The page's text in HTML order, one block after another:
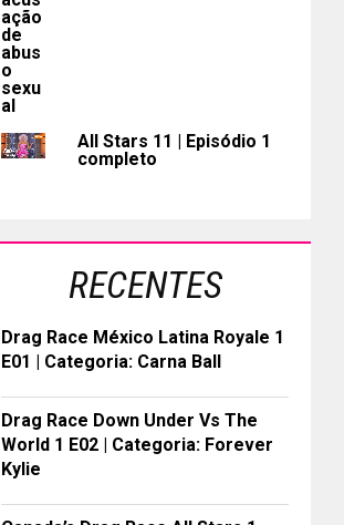
All Stars 11 | Episódio 1
completo
RECENTES
Drag Race México Latina Royale 1
E01 | Categoria: Carna Ball
Drag Race Down Under Vs The
World 1 E02 | Categoria: Forever
Kylie